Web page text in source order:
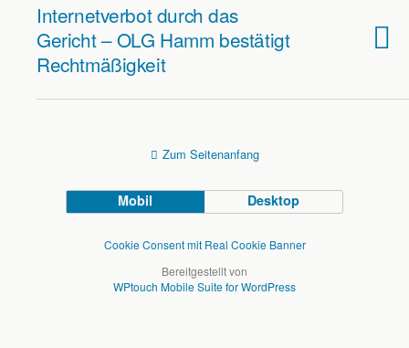
Internetverbot durch das
Gericht – OLG Hamm bestätigt
Rechtmäßigkeit
Zum Seitenanfang
Mobil Desktop
Cookie Consent mit Real Cookie Banner
Bereitgestellt von
WPtouch Mobile Suite for WordPress